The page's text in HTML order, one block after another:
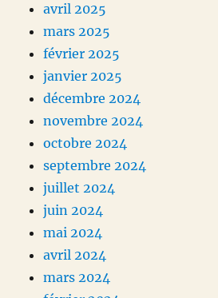
avril 2025
mars 2025
février 2025
janvier 2025
décembre 2024
novembre 2024
octobre 2024
septembre 2024
juillet 2024
juin 2024
mai 2024
avril 2024
mars 2024